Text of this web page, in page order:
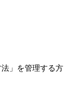
法」を管理する方